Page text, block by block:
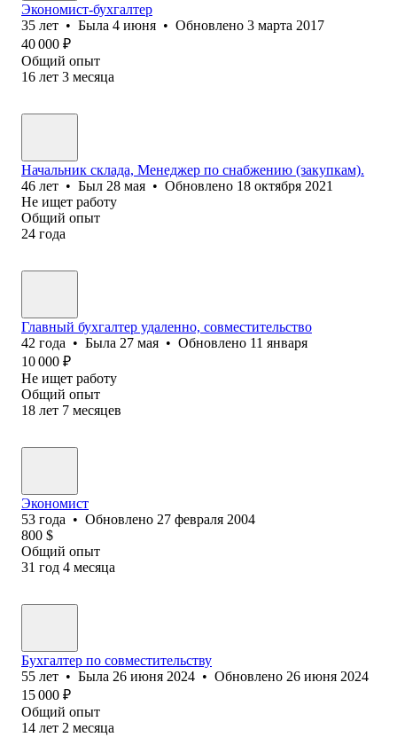
Экономист-бухгалтер
35 лет • Была 4 июня • Обновлено 3 марта 2017
40 000 ₽
Общий опыт
16 лет 3 месяца
Начальник склада, Менеджер по снабжению (закупкам).
46 лет • Был 28 мая • Обновлено 18 октября 2021
Не ищет работу
Общий опыт
24 года
Главный бухгалтер удаленно, совместительство
42 года • Была 27 мая • Обновлено 11 января
10 000 ₽
Не ищет работу
Общий опыт
18 лет 7 месяцев
Экономист
53 года • Обновлено 27 февраля 2004
800 $
Общий опыт
31 год 4 месяца
Бухгалтер по совместительству
55 лет • Была 26 июня 2024 • Обновлено 26 июня 2024
15 000 ₽
Общий опыт
14 лет 2 месяца